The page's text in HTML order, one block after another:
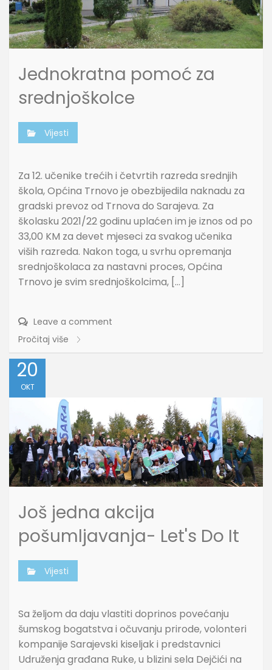
Jednokratna pomoć za
srednjoškolce
Vijesti
Za 12. učenike trećih i četvrtih razreda srednjih
škola, Općina Trnovo je obezbijedila naknadu za
gradski prevoz od Trnova do Sarajeva. Za
školasku 2021/22 godinu uplaćen im je iznos od po
33,00 KM za devet mjeseci za svakog učenika
viših razreda. Nakon toga, u svrhu opremanja
srednjoškolaca za nastavni proces, Općina
Trnovo je svim srednjoškolcima, […]
Leave a comment
Pročitaj više
20
OKT
Još jedna akcija
pošumljavanja- Let's Do It
Vijesti
Sa željom da daju vlastiti doprinos povećanju
šumskog bogatstva i očuvanju prirode, volonteri
kompanije Sarajevski kiseljak i predstavnici
Udruženja građana Ruke, u blizini sela Dejčići na